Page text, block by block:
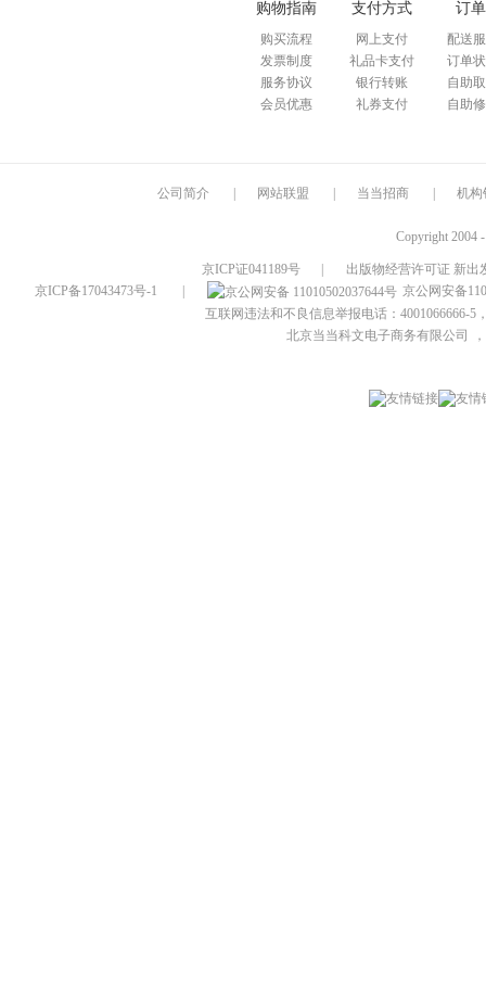
购物指南
购买流程
发票制度
服务协议
会员优惠
支付方式
网上支付
礼品卡支付
银行转账
礼券支付
订
配送
订单
自助
自助
公司简介 网站联盟 当当招商 机构
Copyright 2004
京ICP证041189号
出版物经营许可证 新出
京ICP备17043473号-1
京公网安备
互联网违法和不良信息举报电话：4001066666-5
北京当当科文电子商务有限公司